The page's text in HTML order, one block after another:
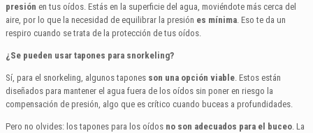
presión en tus oídos. Estás en la superficie del agua, moviéndote más cerca del
aire, por lo que la necesidad de equilibrar la presión es mínima. Eso te da un
respiro cuando se trata de la protección de tus oídos.
¿Se pueden usar tapones para snorkeling?
Sí, para el snorkeling, algunos tapones son una opción viable. Estos están
diseñados para mantener el agua fuera de los oídos sin poner en riesgo la
compensación de presión, algo que es crítico cuando buceas a profundidades.
Pero no olvides: los tapones para los oídos no son adecuados para el buceo. La